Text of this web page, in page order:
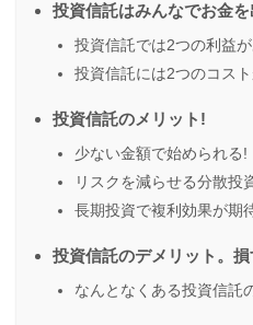
投資信託はみんなでお金
投資信託では2つの利益
投資信託には2つのコスト
投資信託のメリット!
少ない金額で始められる!
リスクを減らせる分散投
長期投資で複利効果が期
投資信託のデメリット。損
なんとなくある投資信託